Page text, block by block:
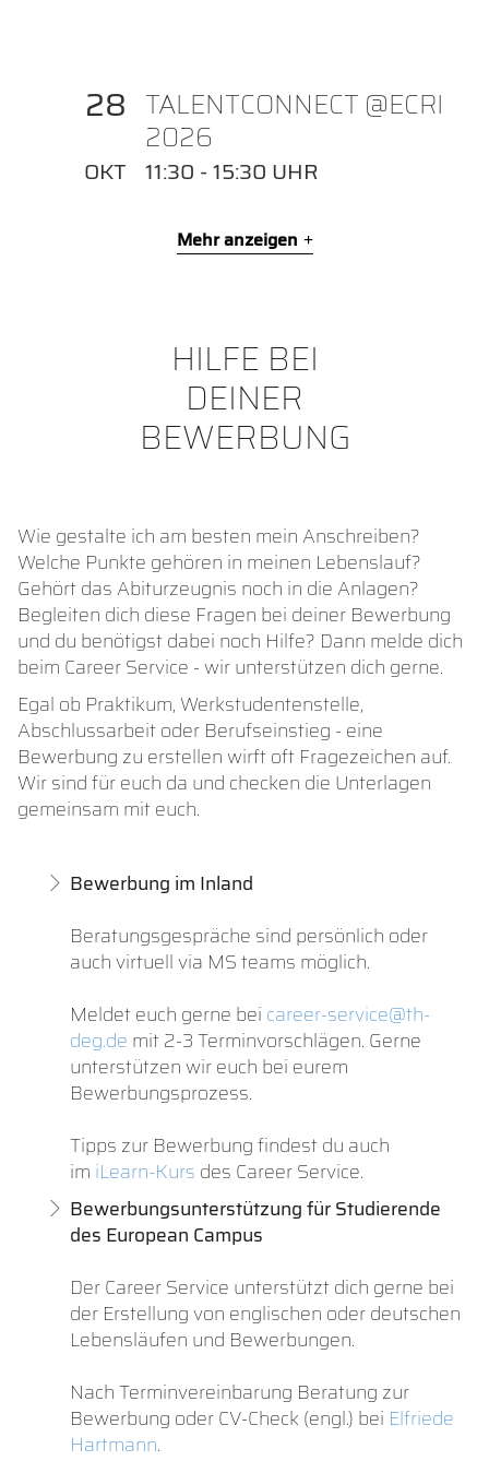
28 TALENTCONNECT @ECRI
2026
OKT 11:30 - 15:30 UHR
Mehr anzeigen
HILFE BEI
DEINER
BEWERBUNG
Wie gestalte ich am besten mein Anschreiben?
Welche Punkte gehören in meinen Lebenslauf?
Gehört das Abiturzeugnis noch in die Anlagen?
Begleiten dich diese Fragen bei deiner Bewerbung
und du benötigst dabei noch Hilfe? Dann melde dich
beim Career Service - wir unterstützen dich gerne.
Egal ob Praktikum, Werkstudentenstelle,
Abschlussarbeit oder Berufseinstieg - eine
Bewerbung zu erstellen wirft oft Fragezeichen auf.
Wir sind für euch da und checken die Unterlagen
gemeinsam mit euch.
Bewerbung im Inland
Beratungsgespräche sind persönlich oder
auch virtuell via MS teams möglich.
Meldet euch gerne bei career-service@th-
deg.de mit 2-3 Terminvorschlägen. Gerne
unterstützen wir euch bei eurem
Bewerbungsprozess.
Tipps zur Bewerbung findest du auch
im iLearn-Kurs des Career Service.
Bewerbungsunterstützung für Studierende
des European Campus
Der Career Service unterstützt dich gerne bei
der Erstellung von englischen oder deutschen
Lebensläufen und Bewerbungen.
Nach Terminvereinbarung Beratung zur
Bewerbung oder CV-Check (engl.) bei Elfriede
Hartmann.